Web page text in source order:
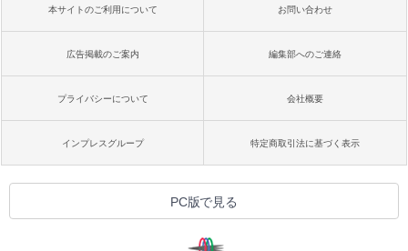
本サイトのご利用について お問い合わせ
広告掲載のご案内 編集部へのご連絡
プライバシーについて 会社概要
インプレスグループ 特定商取引法に基づく表示
PC版で見る